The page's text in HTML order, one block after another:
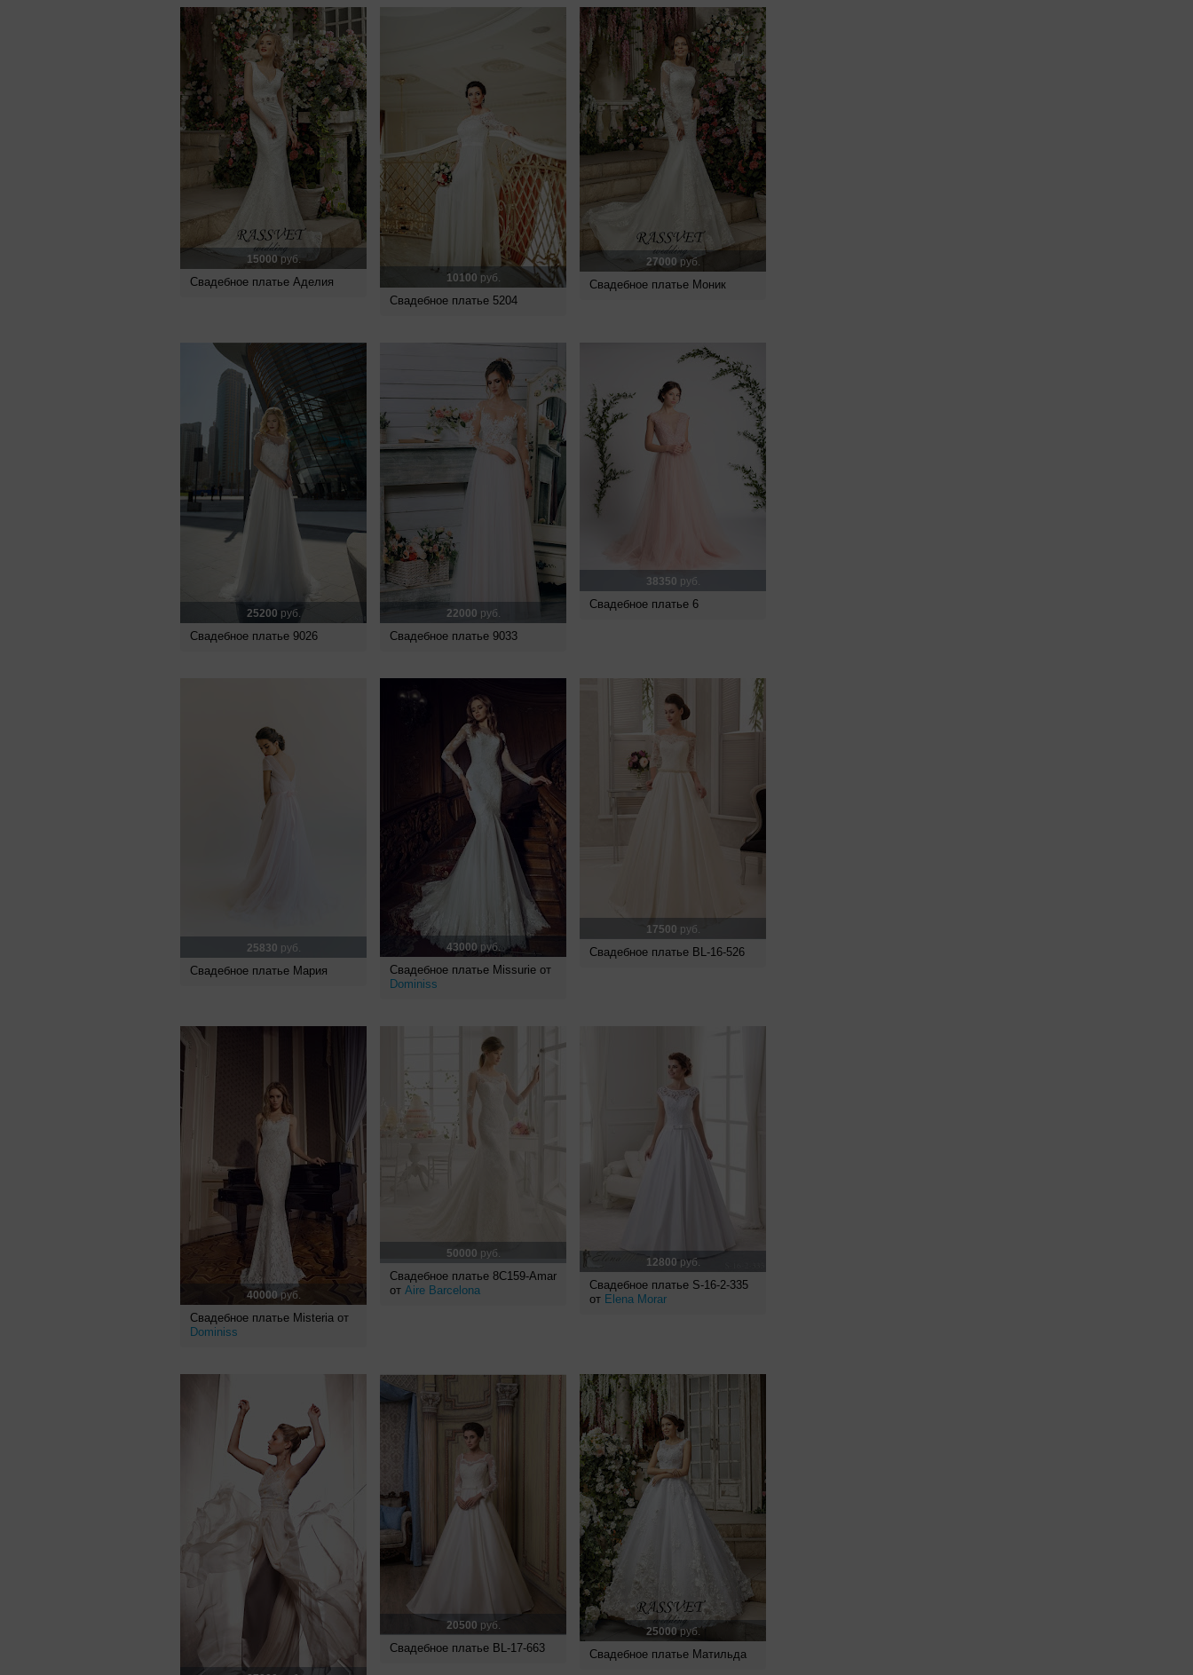
15000руб.
Свадебное платье Аделия 10100 руб.
Свадебное платье 5204
27000 руб.
Свадебное платье Моник
25200 руб.
Свадебное платье 9026
22000 руб.
Свадебное платье 9033
38350 руб.
Свадебное платье 6
25830 руб.
Свадебное платье Мария
43000руб.
Свадебное платье Missurie от
Dominiss
17500 руб.
Свадебное платье BL-16-526
40000руб.
Свадебное платье Misteria от
Dominiss
50000 руб.
Свадебное платье 8C159-Amar
от Aire Barcelona
12800 руб.
Свадебное платье S-16-2-335
от Elena Morar
20500 руб.
Свадебное платье BL-17-663
25000руб.
Свадебное платье Матильда